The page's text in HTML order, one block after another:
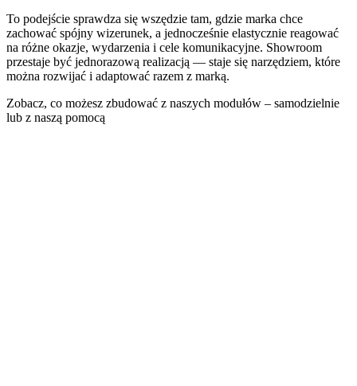
To podejście sprawdza się wszędzie tam, gdzie marka chce
zachować spójny wizerunek, a jednocześnie elastycznie reagować
na różne okazje, wydarzenia i cele komunikacyjne. Showroom
przestaje być jednorazową realizacją — staje się narzędziem, które
można rozwijać i adaptować razem z marką.
Zobacz, co możesz zbudować z naszych modułów – samodzielnie
lub z naszą pomocą